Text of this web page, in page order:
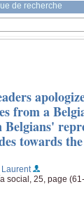
de recherche
from a
towards the
Laurent
social, 25, page